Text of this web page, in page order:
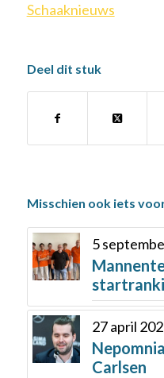
Schaaknieuws
Deel dit stuk
Misschien ook iets
5
27 april
Carlsen